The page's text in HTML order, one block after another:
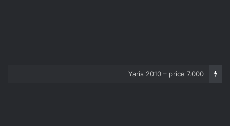
Corolla 2007 – price 5.000